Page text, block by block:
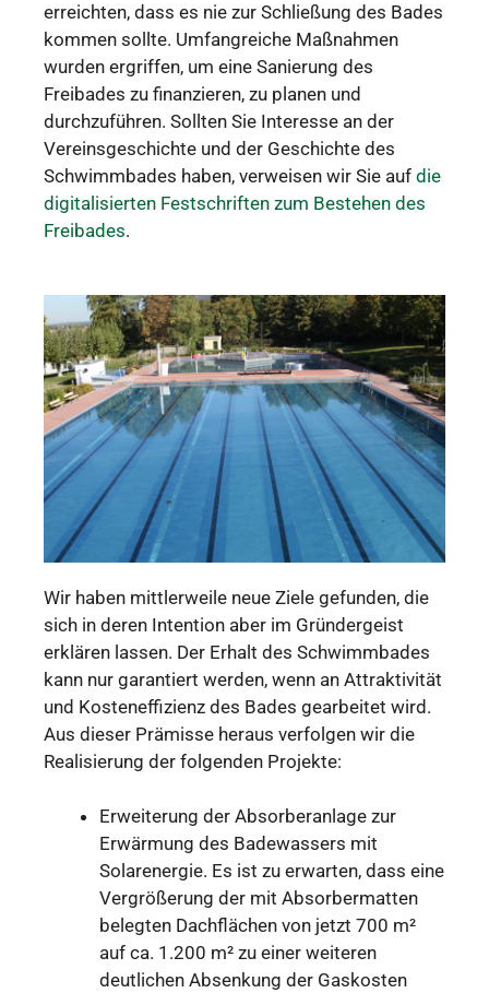
erreichten, dass es nie zur Schließung des Bades
kommen sollte. Umfangreiche Maßnahmen
wurden ergriffen, um eine Sanierung des
Freibades zu finanzieren, zu planen und
durchzuführen. Sollten Sie Interesse an der
Vereinsgeschichte und der Geschichte des
Schwimmbades haben, verweisen wir Sie auf die
digitalisierten Festschriften zum Bestehen des
Freibades.
Wir haben mittlerweile neue Ziele gefunden, die
sich in deren Intention aber im Gründergeist
erklären lassen. Der Erhalt des Schwimmbades
kann nur garantiert werden, wenn an Attraktivität
und Kosteneffizienz des Bades gearbeitet wird.
Aus dieser Prämisse heraus verfolgen wir die
Realisierung der folgenden Projekte:
Erweiterung der Absorberanlage zur
Erwärmung des Badewassers mit
Solarenergie. Es ist zu erwarten, dass eine
Vergrößerung der mit Absorbermatten
belegten Dachflächen von jetzt 700 m²
auf ca. 1.200 m² zu einer weiteren
deutlichen Absenkung der Gaskosten